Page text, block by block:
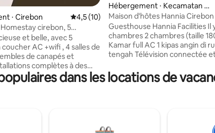
base de 13 commentaires : 4,92 sur 5
⋅ Cirebon Évaluation moyenne sur la base de 10
4,5 (10)
cirebon, 5
et belle, avec 5
AC +wifi , 4 salles de
de canapés et
complètes à des
pouvez vous
dans divers
Hébergement ⋅ Kecamatan Su
mber
Maison d'hôtes Hannia Cirebon
Guesthouse Hannia Facilities Il y a 2
chambres 2 chambres (taille
Kamar full AC 1 kipas angin di
tengah Télévision connectée
de salle à manger et chaises de
Canapé dans le salon Canapé-
cuisine ( il pourrait être utilisé)
et distributeur de gaz elpiji
dans les locations de